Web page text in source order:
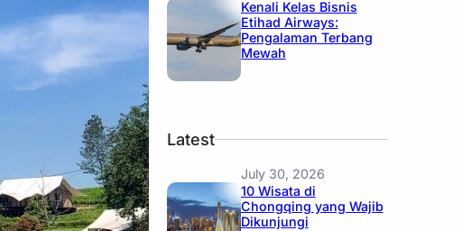
Kenali Kelas Bisnis
Etihad Airways:
Pengalaman Terbang
Mewah
Latest
July 30, 2026
10 Wisata di
Chongqing yang Wajib
Dikunjungi